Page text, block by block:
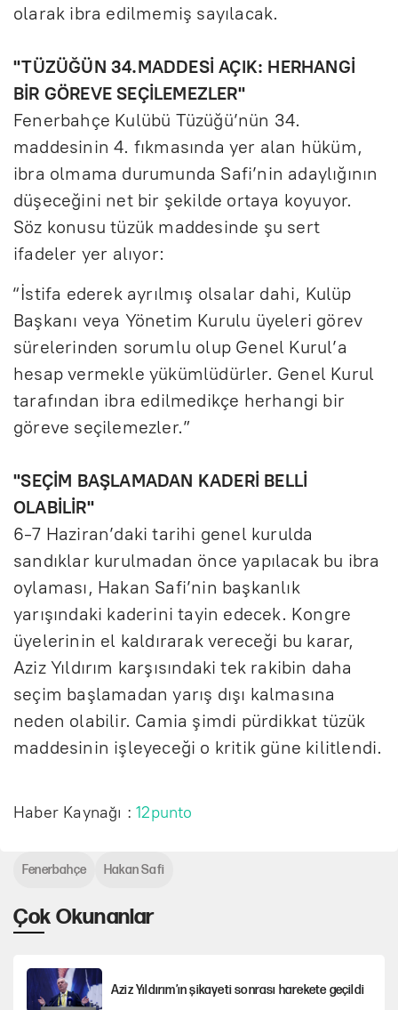
olarak ibra edilmemiş sayılacak.
''TÜZÜĞÜN 34.MADDESİ AÇIK: HERHANGİ
BİR GÖREVE SEÇİLEMEZLER''
Fenerbahçe Kulübü Tüzüğü’nün 34.
maddesinin 4. fıkmasında yer alan hüküm,
ibra olmama durumunda Safi’nin adaylığının
düşeceğini net bir şekilde ortaya koyuyor.
Söz konusu tüzük maddesinde şu sert
ifadeler yer alıyor:
“İstifa ederek ayrılmış olsalar dahi, Kulüp
Başkanı veya Yönetim Kurulu üyeleri görev
sürelerinden sorumlu olup Genel Kurul’a
hesap vermekle yükümlüdürler. Genel Kurul
tarafından ibra edilmedikçe herhangi bir
göreve seçilemezler.”
''SEÇİM BAŞLAMADAN KADERİ BELLİ
OLABİLİR''
6-7 Haziran’daki tarihi genel kurulda
sandıklar kurulmadan önce yapılacak bu ibra
oylaması, Hakan Safi’nin başkanlık
yarışındaki kaderini tayin edecek. Kongre
üyelerinin el kaldırarak vereceği bu karar,
Aziz Yıldırım karşısındaki tek rakibin daha
seçim başlamadan yarış dışı kalmasına
neden olabilir. Camia şimdi pürdikkat tüzük
maddesinin işleyeceği o kritik güne kilitlendi.
Haber Kaynağı :12punto
Çok Okunanlar
Aziz Yıldırım’ın şikayeti sonrası harekete geçildi
Fenerbahçe Hakan Safi